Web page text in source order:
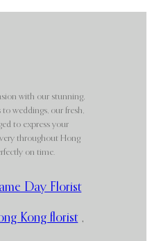
with our stunning,
to weddings, our fresh,
to express your
throughout Hong
on time.
Day Florist
Kong florist ,